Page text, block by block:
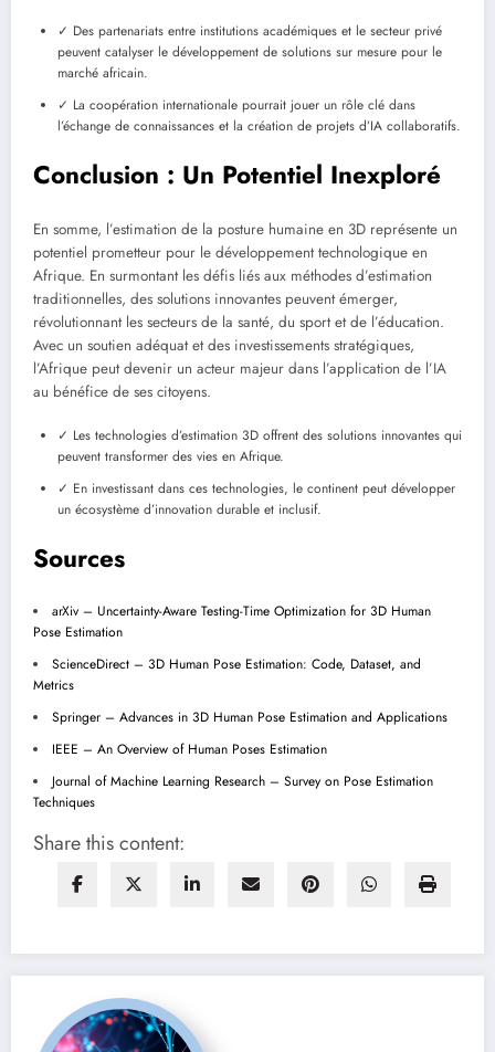
✓ Des partenariats entre institutions académiques et le secteur privé
peuvent catalyser le développement de solutions sur mesure pour le
marché africain.
✓ La coopération internationale pourrait jouer un rôle clé dans
l’échange de connaissances et la création de projets d’IA collaboratifs.
Conclusion : Un Potentiel Inexploré
En somme, l’estimation de la posture humaine en 3D représente un
potentiel prometteur pour le développement technologique en
Afrique. En surmontant les défis liés aux méthodes d’estimation
traditionnelles, des solutions innovantes peuvent émerger,
révolutionnant les secteurs de la santé, du sport et de l’éducation.
Avec un soutien adéquat et des investissements stratégiques,
l’Afrique peut devenir un acteur majeur dans l’application de l’IA
au bénéfice de ses citoyens.
✓ Les technologies d’estimation 3D offrent des solutions innovantes qui
peuvent transformer des vies en Afrique.
✓ En investissant dans ces technologies, le continent peut développer
un écosystème d’innovation durable et inclusif.
Sources
arXiv – Uncertainty-Aware Testing-Time Optimization for 3D Human
Pose Estimation
ScienceDirect – 3D Human Pose Estimation: Code, Dataset, and
Metrics
Springer – Advances in 3D Human Pose Estimation and Applications
IEEE – An Overview of Human Poses Estimation
Journal of Machine Learning Research – Survey on Pose Estimation
Techniques
Share this content: